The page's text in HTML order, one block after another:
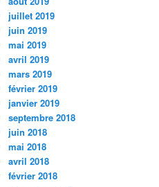
juillet 2019
juin 2019
mai 2019
avril 2019
mars 2019
février 2019
janvier 2019
septembre 2018
juin 2018
mai 2018
avril 2018
février 2018